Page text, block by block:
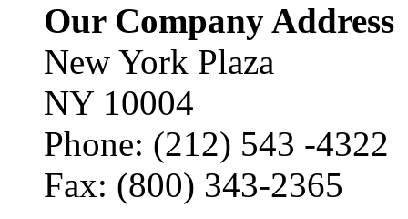
Our Company Address
New York Plaza
NY 10004
Phone: (212) 543 -4322
Fax: (800) 343-2365